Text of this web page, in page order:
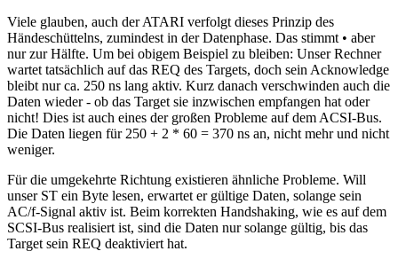
Viele glauben, auch der ATARI verfolgt dieses Prinzip des
Händeschüttelns, zumindest in der Datenphase. Das stimmt • aber
nur zur Hälfte. Um bei obigem Beispiel zu bleiben: Unser Rechner
wartet tatsächlich auf das REQ des Targets, doch sein Acknowledge
bleibt nur ca. 250 ns lang aktiv. Kurz danach verschwinden auch die
Daten wieder - ob das Target sie inzwischen empfangen hat oder
nicht! Dies ist auch eines der großen Probleme auf dem ACSI-Bus.
Die Daten liegen für 250 + 2 * 60 = 370 ns an, nicht mehr und nicht
weniger.
Für die umgekehrte Richtung existieren ähnliche Probleme. Will
unser ST ein Byte lesen, erwartet er gültige Daten, solange sein
AC/f-Signal aktiv ist. Beim korrekten Handshaking, wie es auf dem
SCSI-Bus realisiert ist, sind die Daten nur solange gültig, bis das
Target sein REQ deaktiviert hat.